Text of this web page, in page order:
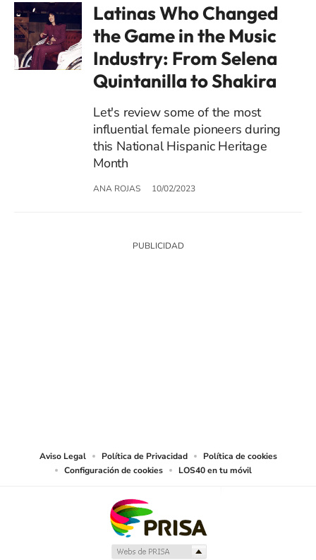
Latinas Who Changed
the Game in the Music
Industry: From Selena
Quintanilla to Shakira
Let's review some of the most
influential female pioneers during
this National Hispanic Heritage
Month
ANA ROJAS 10/02/2023
Aviso Legal Política de Privacidad
Política de cookies
Configuración de cookies
LOS40 en tu móvil